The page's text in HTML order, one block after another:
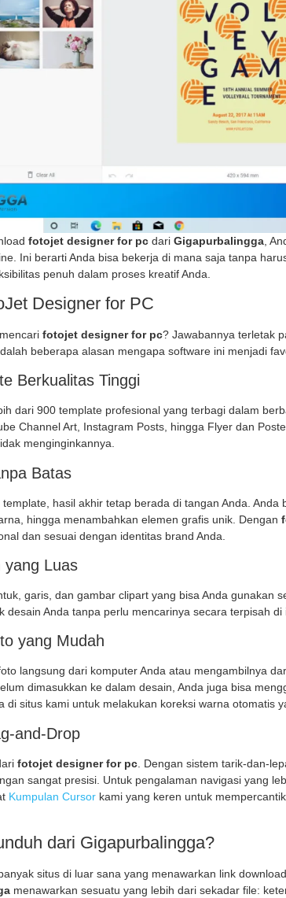
fotojet designer for pc dari Gigapurbalingga ,
Ini berarti Anda bisa bekerja di mana saja tanpa
penuh dalam proses kreatif Anda.
Designer for PC
fotojet designer for pc? Jawabannya terletak
beberapa alasan mengapa software ini menjadi
Berkualitas Tinggi
dari 900 template profesional yang terbagi dalam
Channel Art, Instagram Posts, hingga Flyer dan
menginginkannya.
Batas
hasil akhir tetap berada di tangan Anda. Anda
hingga menambahkan elemen grafis unik. Dengan
dan sesuai dengan identitas brand Anda.
yang Luas
garis, dan gambar clipart yang bisa Anda gunakan
desain Anda tanpa perlu mencarinya secara terpisah di
yang Mudah
langsung dari komputer Anda atau mengambilnya
dimasukkan ke dalam desain, Anda juga bisa
di situs kami untuk melakukan koreksi warna otomatis
and-Drop
fotojet designer for pc . Dengan sistem tarik-dan-
sangat presisi. Untuk pengalaman navigasi yang
Kumpulan Cursor kami yang keren untuk
dari Gigapurbalingga?
situs di luar sana yang menawarkan link
menawarkan sesuatu yang lebih dari sekadar file: